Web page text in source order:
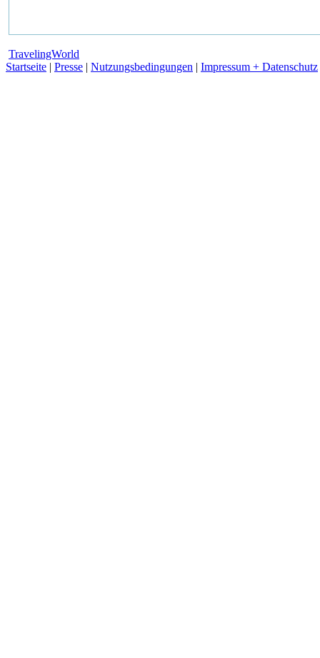
TravelingWorld
Startseite | Presse | Nutzungsbedingungen | Impressum + Datenschutz